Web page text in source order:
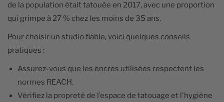
de la population était tatouée en 2017, avec une proportion
qui grimpe à 27 % chez les moins de 35 ans.
Pour choisir un studio fiable, voici quelques conseils
pratiques :
Assurez-vous que les encres utilisées respectent les
normes REACH.
Vérifiez la propreté de l’espace de tatouage et l'hygiène